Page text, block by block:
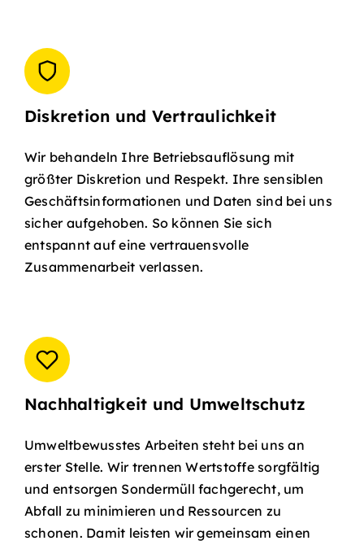
Diskretion und Vertraulichkeit
Wir behandeln Ihre Betriebsauflösung mit
größter Diskretion und Respekt. Ihre sensiblen
Geschäftsinformationen und Daten sind bei uns
sicher aufgehoben. So können Sie sich
entspannt auf eine vertrauensvolle
Zusammenarbeit verlassen.
Nachhaltigkeit und Umweltschutz
Umweltbewusstes Arbeiten steht bei uns an
erster Stelle. Wir trennen Wertstoffe sorgfältig
und entsorgen Sondermüll fachgerecht, um
Abfall zu minimieren und Ressourcen zu
schonen. Damit leisten wir gemeinsam einen